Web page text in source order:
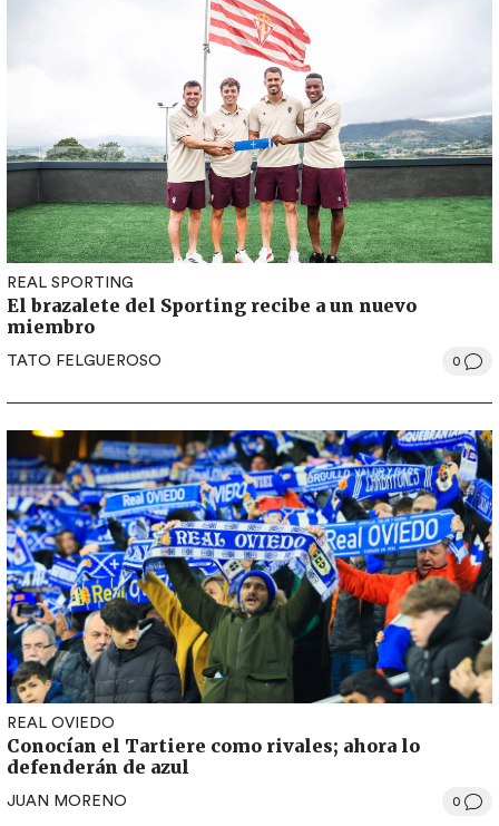
REAL SPORTING
El brazalete del Sporting recibe a un nuevo
miembro
TATO FELGUEROSO 0
REAL OVIEDO
Conocían el Tartiere como rivales; ahora lo
defenderán de azul
JUAN MORENO 0